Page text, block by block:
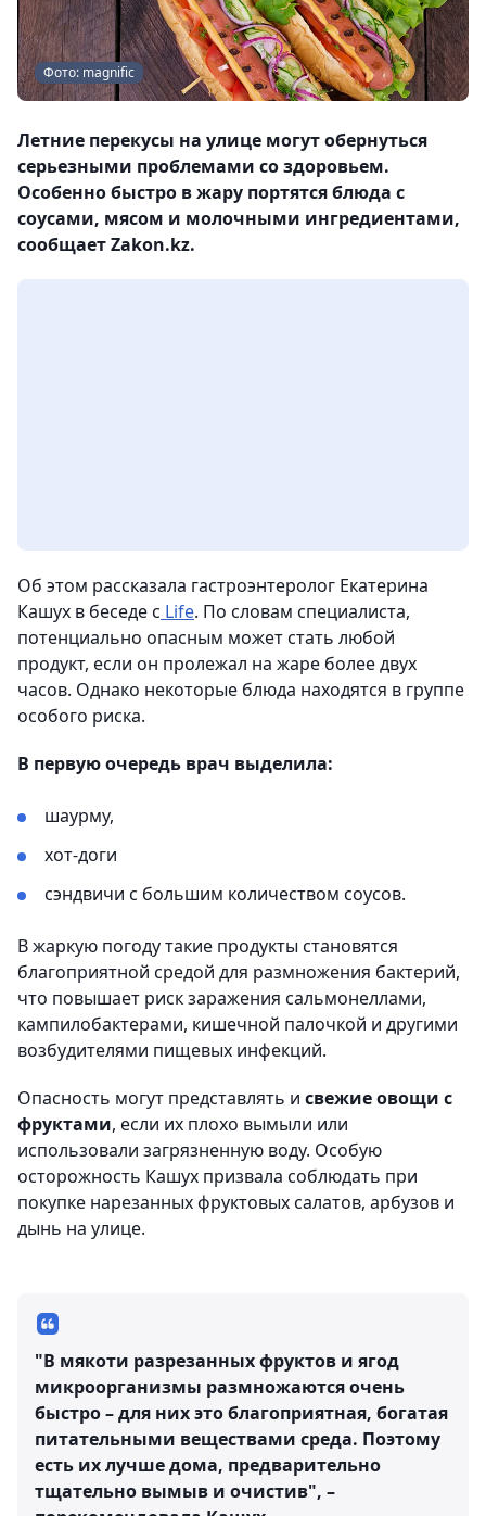
Фото: magnific
Летние перекусы на улице могут обернуться
серьезными проблемами со здоровьем.
Особенно быстро в жару портятся блюда с
соусами, мясом и молочными ингредиентами,
сообщает Zakon.kz.
Об этом рассказала гастроэнтеролог Екатерина
Кашух в беседе с Life. По словам специалиста,
потенциально опасным может стать любой
продукт, если он пролежал на жаре более двух
часов. Однако некоторые блюда находятся в группе
особого риска.
В первую очередь врач выделила:
шаурму,
хот-доги
сэндвичи с большим количеством соусов.
В жаркую погоду такие продукты становятся
благоприятной средой для размножения бактерий,
что повышает риск заражения сальмонеллами,
кампилобактерами, кишечной палочкой и другими
возбудителями пищевых инфекций.
Опасность могут представлять и свежие овощи с
фруктами, если их плохо вымыли или
использовали загрязненную воду. Особую
осторожность Кашух призвала соблюдать при
покупке нарезанных фруктовых салатов, арбузов и
дынь на улице.
"В мякоти разрезанных фруктов и ягод
микроорганизмы размножаются очень
быстро – для них это благоприятная, богатая
питательными веществами среда. Поэтому
есть их лучше дома, предварительно
тщательно вымыв и очистив", –